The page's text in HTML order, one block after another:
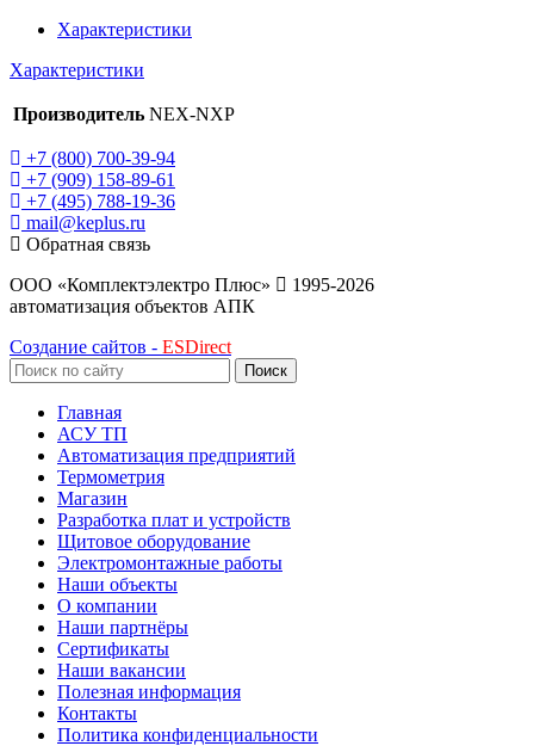
Характеристики
Характеристики
Производитель NEX-NXP
+7 (800) 700-39-94
+7 (909) 158-89-61
+7 (495) 788-19-36
mail@keplus.ru
Обратная связь
ООО «Комплектэлектро Плюс»
1995-2026
автоматизация объектов АПК
Создание сайтов - ESDirect
Поиск
Главная
АСУ ТП
Автоматизация предприятий
Термометрия
Магазин
Разработка плат и устройств
Щитовое оборудование
Электромонтажные работы
Наши объекты
О компании
Наши партнёры
Сертификаты
Наши вакансии
Полезная информация
Контакты
Политика конфиденциальности